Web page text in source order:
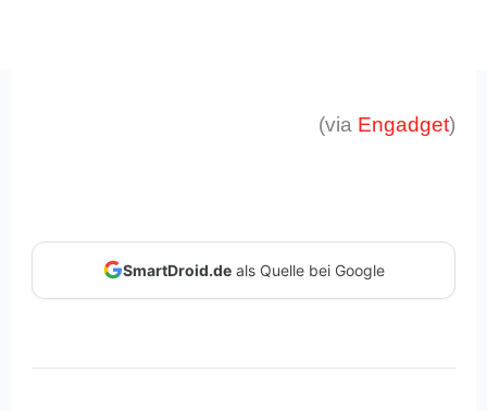
(via Engadget)
SmartDroid.deals Quelle bei Google